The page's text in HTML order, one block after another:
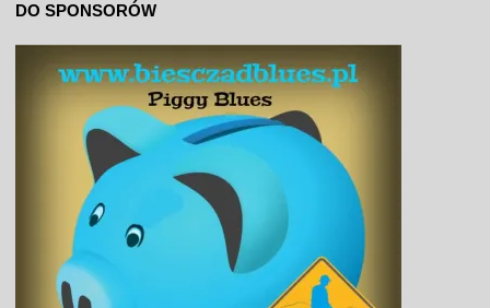
DO SPONSORÓW